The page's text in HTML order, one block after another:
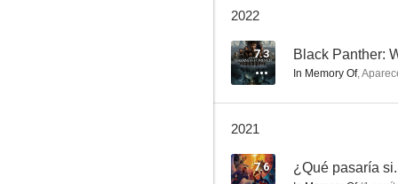
Black Panther: Wakanda Forever
6.2
2022
7.3 Black Panther:
In Memory Of,
2021
7.6 ¿Qué pasaría